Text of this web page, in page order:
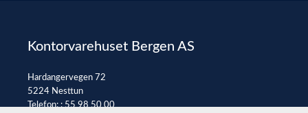
Kontorvarehuset Bergen AS
Hardangervegen 72
5224 Nesttun
Telefon: :55 98 50 00